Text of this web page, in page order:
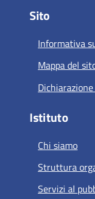
Sito
Informativa
Mappa del
Istituto
Chi siamo
Struttura
Servizi al